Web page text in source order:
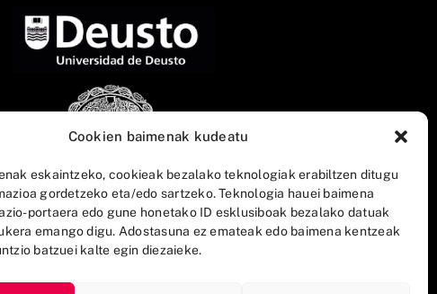
Cookien baimenak kudeatu
eskaintzeko, cookieak bezalako teknologiak erabiltzen ditugu
gordetzeko eta/edo sartzeko. Teknologia hauei baimena
portaera edo gune honetako ID esklusiboak bezalako datuak
emango digu. Adostasuna ez emateak edo baimena kentzeak
batzuei kalte egin diezaieke.